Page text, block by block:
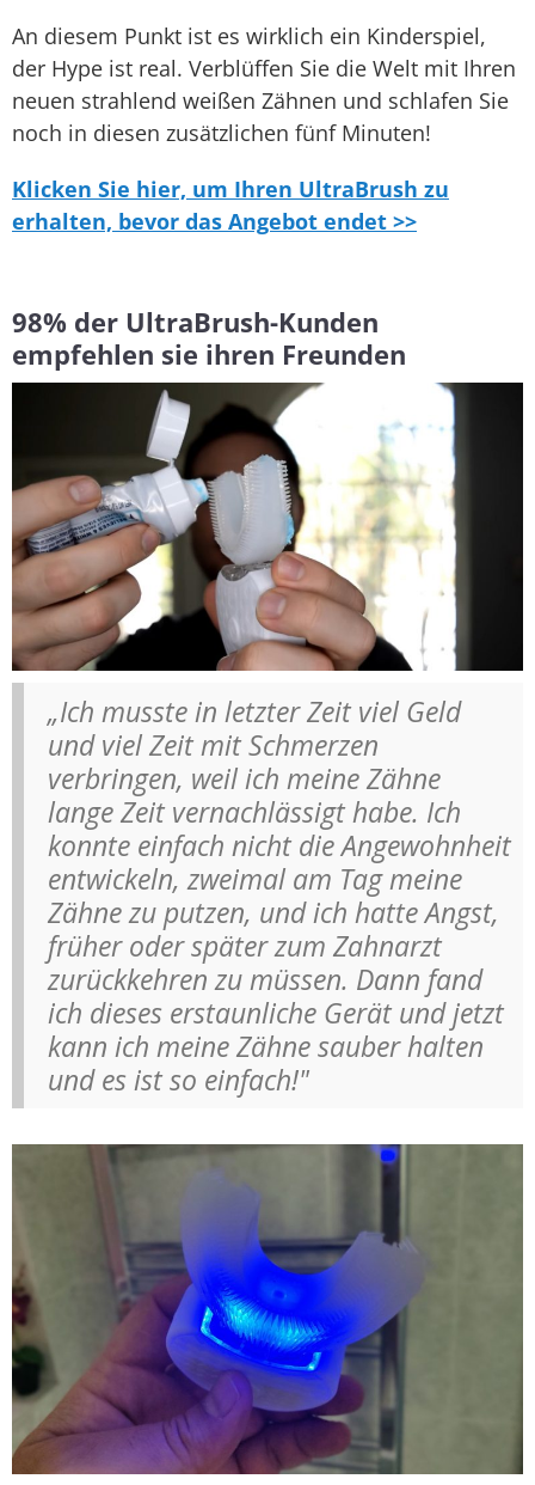
An diesem Punkt ist es wirklich ein Kinderspiel,
der Hype ist real. Verblüffen Sie die Welt mit Ihren
neuen strahlend weißen Zähnen und schlafen Sie
noch in diesen zusätzlichen fünf Minuten!
Klicken Sie hier, um Ihren UltraBrush zu
erhalten, bevor das Angebot endet >>
98% der UltraBrush-Kunden
empfehlen sie ihren Freunden
„Ich musste in letzter Zeit viel Geld
und viel Zeit mit Schmerzen
verbringen, weil ich meine Zähne
lange Zeit vernachlässigt habe. Ich
konnte einfach nicht die Angewohnheit
entwickeln, zweimal am Tag meine
Zähne zu putzen, und ich hatte Angst,
früher oder später zum Zahnarzt
zurückkehren zu müssen. Dann fand
ich dieses erstaunliche Gerät und jetzt
kann ich meine Zähne sauber halten
und es ist so einfach!"